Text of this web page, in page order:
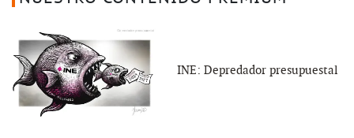
INE: Depredador presupuestal